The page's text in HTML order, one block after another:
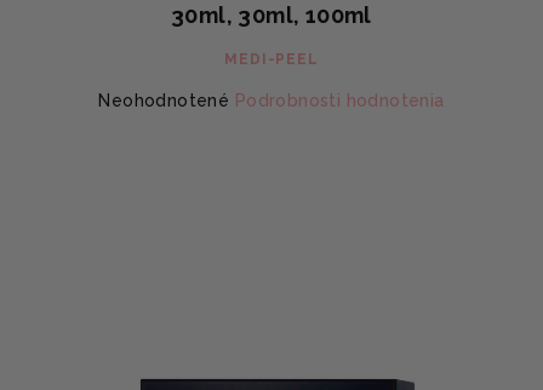
30ml, 30ml, 100ml
MEDI-PEEL
Priemerné
Neohodnotené Podrobnosti hodnotenia